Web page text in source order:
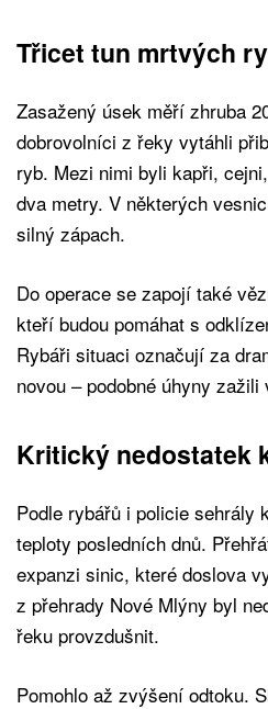
Třicet tun mrtvých
Zasažený úsek měří zhruba
dobrovolníci z řeky vytáhli
ryb. Mezi nimi byli kapři,
dva metry. V některých
silný zápach.
Do operace se zapojí také
kteří budou pomáhat s
Rybáři situaci označují za
novou – podobné úhyny
Kritický nedostatek
Podle rybářů i policie sehrály
teploty posledních dnů.
expanzi sinic, které doslova
z přehrady Nové Mlýny byl
řeku provzdušnit.
Pomohlo až zvýšení odtoku.